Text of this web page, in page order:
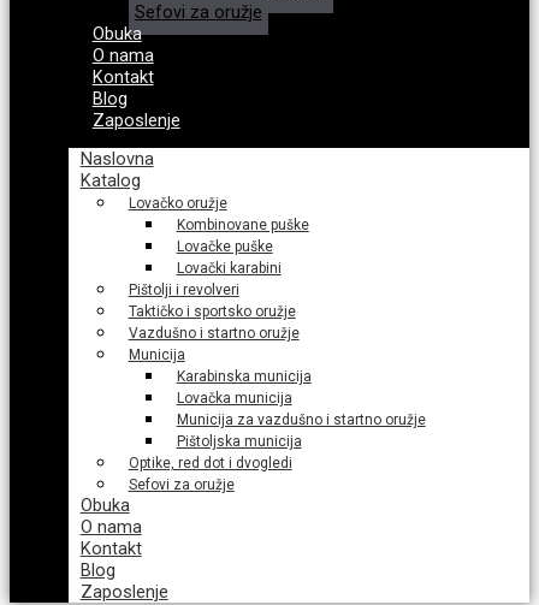
Sefovi za oružje
Obuka
O nama
Kontakt
Blog
Zaposlenje
Naslovna
Katalog
Lovačko oružje
Kombinovane puške
Lovačke puške
Lovački karabini
Pištolji i revolveri
Taktičko i sportsko oružje
Vazdušno i startno oružje
Municija
Karabinska municija
Lovačka municija
Municija za vazdušno i startno oružje
Pištoljska municija
Optike, red dot i dvogledi
Sefovi za oružje
Obuka
O nama
Kontakt
Blog
Zaposlenje